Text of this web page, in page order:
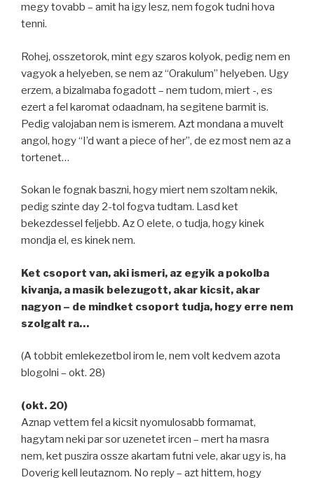
megy tovabb – amit ha igy lesz, nem fogok tudni hova
tenni.
Rohej, osszetorok, mint egy szaros kolyok, pedig nem en
vagyok a helyeben, se nem az “Orakulum” helyeben. Ugy
erzem, a bizalmaba fogadott – nem tudom, miert -, es
ezert a fel karomat odaadnam, ha segitene barmit is.
Pedig valojaban nem is ismerem. Azt mondana a muvelt
angol, hogy “I’d want a piece of her”, de ez most nem az a
tortenet…
Sokan le fognak baszni, hogy miert nem szoltam nekik,
pedig szinte day 2-tol fogva tudtam. Lasd ket
bekezdessel feljebb. Az O elete, o tudja, hogy kinek
mondja el, es kinek nem.
Ket csoport van, aki ismeri, az egyik a pokolba
kivanja, a masik belezugott, akar kicsit, akar
nagyon – de mindket csoport tudja, hogy erre nem
szolgalt ra…
(A tobbit emlekezetbol irom le, nem volt kedvem azota
blogolni – okt. 28)
(okt. 20)
Aznap vettem fel a kicsit nyomulosabb formamat,
hagytam neki par sor uzenetet ircen – mert ha masra
nem, ket puszira ossze akartam futni vele, akar ugy is, ha
Doverig kell leutaznom. No reply – azt hittem, hogy